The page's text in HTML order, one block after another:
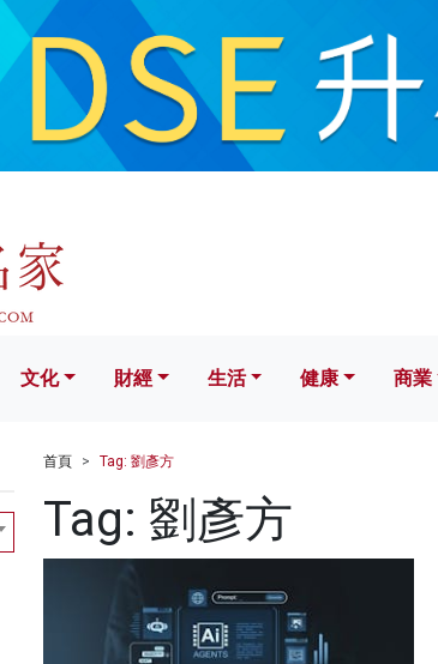
財經 生活 健康
文化 財經 生活 健康 商業
首頁 Tag: 劉彥方
Tag: 劉彥方